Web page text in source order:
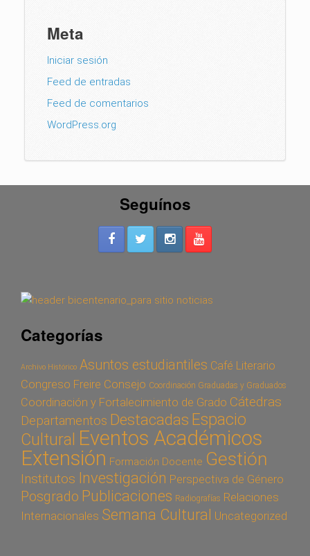
Meta
Iniciar sesión
Feed de entradas
Feed de comentarios
WordPress.org
Seguínos
Categorías
Archivo Histórico Asuntos estudiantiles Café Literario
Congreso Freire Consejo Coordinación Graduadas y Graduados
Coordinación y Fortalecimiento de Grado Cátedras
Departamentos Destacadas Espacio
Cultural Eventos Académicos
Extensión Formación Docente Gestión
Institutos Investigación Perspectiva de Género
Posgrado Publicaciones Radiografías Relaciones
Internacionales Semana Cultural Uncategorized